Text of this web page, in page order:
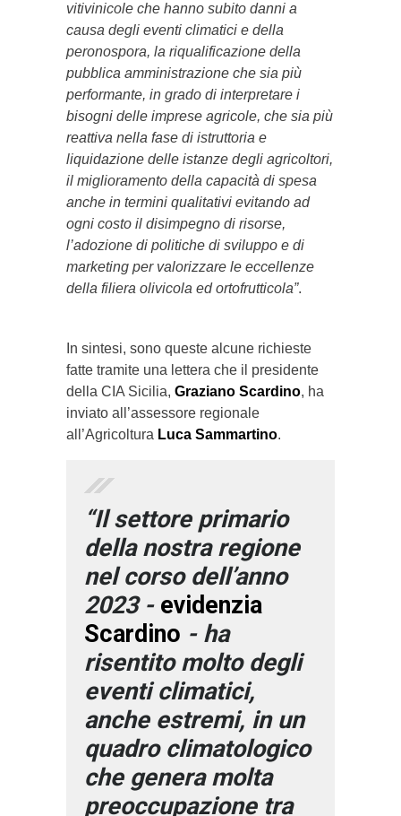
vitivinicole che hanno subito danni a
causa degli eventi climatici e della
peronospora, la riqualificazione della
pubblica amministrazione che sia più
performante, in grado di interpretare i
bisogni delle imprese agricole, che sia più
reattiva nella fase di istruttoria e
liquidazione delle istanze degli agricoltori,
il miglioramento della capacità di spesa
anche in termini qualitativi evitando ad
ogni costo il disimpegno di risorse,
l’adozione di politiche di sviluppo e di
marketing per valorizzare le eccellenze
della filiera olivicola ed ortofrutticola”.
In sintesi, sono queste alcune richieste
fatte tramite una lettera che il presidente
della CIA Sicilia, Graziano Scardino, ha
inviato all’assessore regionale
all’Agricoltura Luca Sammartino.
“Il settore primario
della nostra regione
nel corso dell’anno
2023 - evidenzia
Scardino - ha
risentito molto degli
eventi climatici,
anche estremi, in un
quadro climatologico
che genera molta
preoccupazione tra